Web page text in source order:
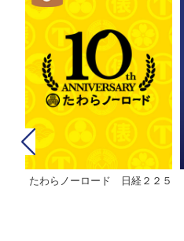
たわらノーロード 日経２２５